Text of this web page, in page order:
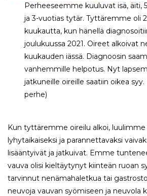
Perheeseemme kuuluvat isä, äiti,
ja 3-vuotias tytär. Tyttäremme oli
kuukautta, kun hänellä
joulukuussa 2021. Oireet alkoivat
kuukauden iässä. Diagnoosin
vanhemmille helpotus. Nyt
jatkuneille oireille saatiin oikea
perhe)
Kun tyttäremme oireilu alkoi, luulimme
lyhytaikaiseksi ja parannettavaksi
lisääntyivät ja jatkuivat. Emme
vauva olisi kieltäytynyt kiinteän ruoan
tarvinnut nenämahaletkua tai
neuvoja vauvan syömiseen ja neuvola